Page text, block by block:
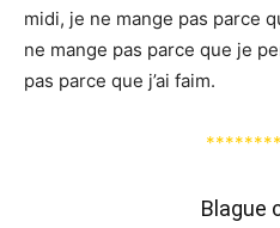
midi, je ne mange pas parce
ne mange pas parce que je
pas parce que j’ai faim.
Blague